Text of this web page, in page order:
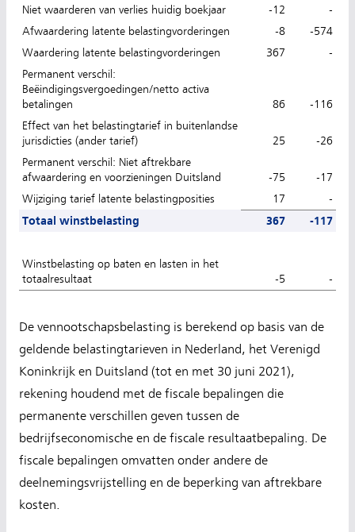
Niet waarderen van verlies huidig boekjaar
-12
-
Afwaardering latente belastingvorderingen
-8
-574
Waardering latente belastingvorderingen
367
-
Permanent verschil:
Beëindigingsvergoedingen/netto activa
betalingen
86
-116
Effect van het belastingtarief in buitenlandse
jurisdicties (ander tarief)
25
-26
Permanent verschil: Niet aftrekbare
afwaardering en voorzieningen Duitsland
-75
-17
Wijziging tarief latente belastingposities
17
-
Totaal winstbelasting
367 -117
Winstbelasting op baten en lasten in het
totaalresultaat
-5 -
De vennootschapsbelasting is berekend op basis van de
geldende belastingtarieven in Nederland, het Verenigd
Koninkrijk en Duitsland (tot en met 30 juni 2021),
rekening houdend met de fiscale bepalingen die
permanente verschillen geven tussen de
bedrijfseconomische en de fiscale resultaatbepaling. De
fiscale bepalingen omvatten onder andere de
deelnemingsvrijstelling en de beperking van aftrekbare
kosten.